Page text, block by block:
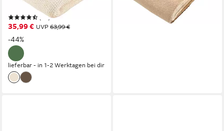
540 g/m², weich
(16)
35,99 € UVP 63,99 €
-44%
lieferbar - in 1-2 Werktagen bei dir
lieferbar - in 4-5 Werktagen bei dir